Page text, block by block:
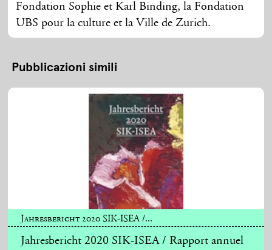
Fondation Sophie et Karl Binding, la Fondation
UBS pour la culture et la Ville de Zurich.
Pubblicazioni simili
Jahresbericht 2020 SIK-ISEA /...
Jahresbericht 2020 SIK-ISEA / Rapport annuel